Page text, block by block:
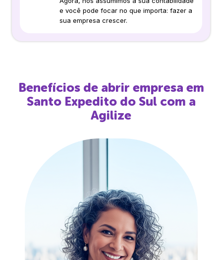
e você pode focar no que importa: fazer a
sua empresa crescer.
Benefícios de abrir empresa em
Santo Expedito do Sul com a
Agilize